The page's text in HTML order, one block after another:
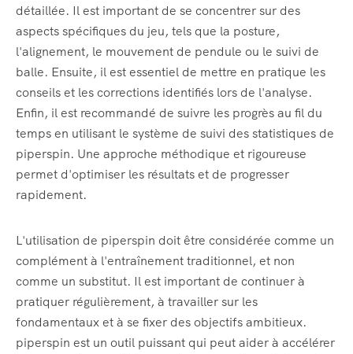
détaillée. Il est important de se concentrer sur des
aspects spécifiques du jeu, tels que la posture,
l'alignement, le mouvement de pendule ou le suivi de
balle. Ensuite, il est essentiel de mettre en pratique les
conseils et les corrections identifiés lors de l'analyse.
Enfin, il est recommandé de suivre les progrès au fil du
temps en utilisant le système de suivi des statistiques de
piperspin. Une approche méthodique et rigoureuse
permet d'optimiser les résultats et de progresser
rapidement.
L'utilisation de piperspin doit être considérée comme un
complément à l'entraînement traditionnel, et non
comme un substitut. Il est important de continuer à
pratiquer régulièrement, à travailler sur les
fondamentaux et à se fixer des objectifs ambitieux.
piperspin est un outil puissant qui peut aider à accélérer